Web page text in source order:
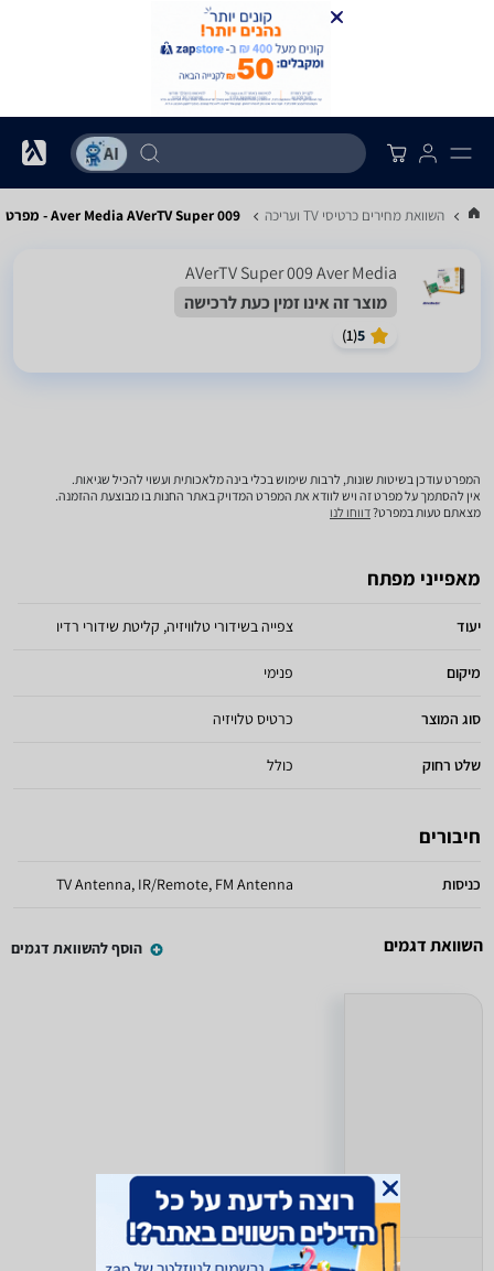
... השוואת מחירים כרטיסי TV ועריכה Aver Media AVerTV Super 009 - מפרט
AVerTV Super 009 Aver Media
מוצר זה אינו זמין כעת לרכישה
5
(
1
)
המפרט עודכן בשיטות שונות, לרבות שימוש בכלי בינה מלאכותית ועשוי להכיל שגיאות.
אין להסתמך על מפרט זה ויש לוודא את המפרט המדויק באתר החנות בו מבוצעת ההזמנה.
מצאתם טעות במפרט?דווחו לנו
מאפייני מפתח
יעוד צפייה בשידורי טלוויזיה, קליטת שידורי רדיו
מיקום פנימי
סוג המוצר כרטיס טלויזיה
שלט רחוק כולל
חיבורים
כניסות TV Antenna, IR/Remote, FM Antenna
השוואת דגמים הוסף להשוואת דגמים